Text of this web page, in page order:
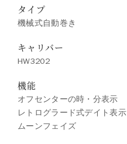
タイプ
機械式自動巻き
キャリバー
HW3202
機能
オフセンターの時・分表示
レトログラード式デイト表示
ムーンフェイズ